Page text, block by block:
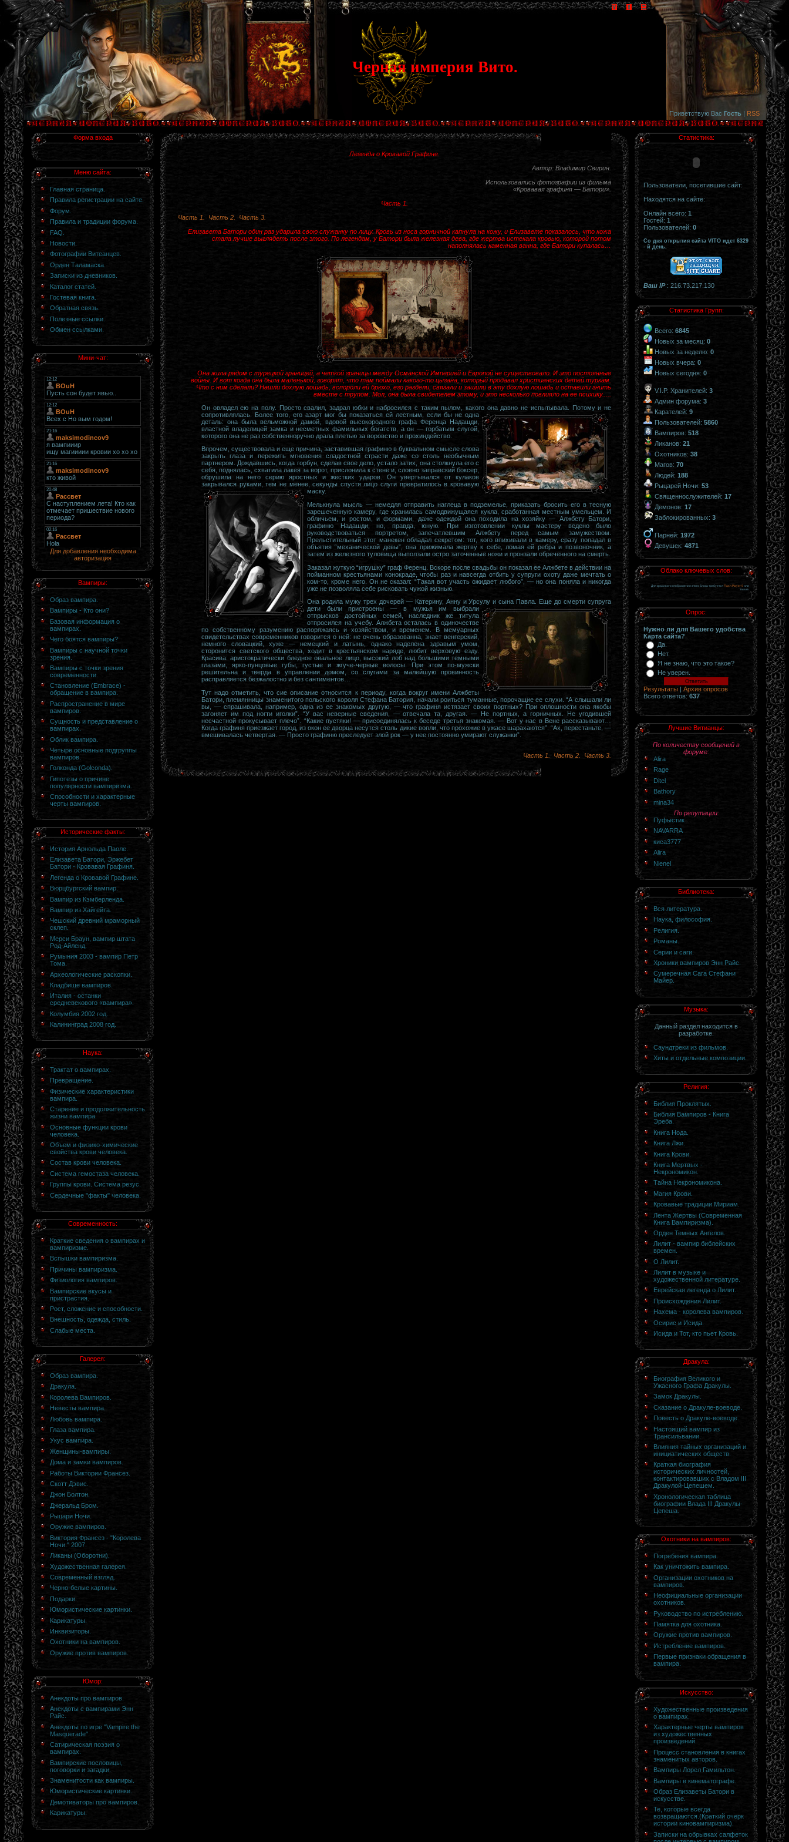
Черная империя Вито.
Приветствую Вас Гость | RSS
Форма входа
Меню сайта:
Главная страница.
Правила регистрации на сайте.
Форум.
Правила и традиции форума.
FAQ.
Новости.
Фотографии Витеанцев.
Орден Таламаска.
Записки из дневников.
Каталог статей.
Гостевая книга.
Обратная связь.
Полезные ссылки.
Обмен ссылками.
Мини-чат:
Для добавления необходима
авторизация
Вампиры:
Образ вампира.
Вампиры - Кто они?
Базовая информация о
вампирах.
Чего боятся вампиры?
Вампиры с научной точки
зрения.
Вампиры с точки зрения
современности.
Становление (Embrace) -
обращение в вампира.
Распространение в мире
вампиров.
Сущность и представление о
вампирах.
Облик вампира.
Четыре основные подгруппы
вампиров.
Голконда (Golconda).
Гипотезы о причине
популярности вампиризма.
Способности и характерные
черты вампиров.
Исторические факты:
История Арнольда Паоле.
Елизавета Батори, Эржебет
Батори - Кровавая Графиня.
Легенда о Кровавой Графине.
Вюрцбургский вампир.
Вампир из Кэмберленда.
Вампир из Хайгейта.
Чешский древний мраморный
склеп.
Мерси Браун, вампир штата
Род-Айленд.
Румыния 2003 - вампир Петр
Тома.
Археологические раскопки.
Кладбище вампиров.
Италия - останки
средневекового «вампира».
Колумбия 2002 год.
Калининград 2008 год.
Наука:
Трактат о вампирах.
Превращение.
Физические характеристики
вампира.
Старение и продолжительность
жизни вампира.
Основные функции крови
человека.
Объем и физико-химические
свойства крови человека.
Состав крови человека.
Система гемостаза человека.
Группы крови. Система резус.
Сердечные "факты" человека.
Современность:
Краткие сведения о вампирах и
вампиризме.
Вспышки вампиризма.
Причины вампиризма.
Физиология вампиров.
Вампирские вкусы и
пристрастия.
Рост, сложение и способности.
Внешность, одежда, стиль.
Слабые места.
Галерея:
Образ вампира.
Дракула.
Королева Вампиров.
Невесты вампира.
Любовь вампира.
Глаза вампира.
Укус вампира.
Женщины-вампиры.
Дома и замки вампиров.
Работы Виктории Франсез.
Скотт Дэвис.
Джон Болтон.
Джеральд Бром.
Рыцари Ночи.
Оружие вампиров.
Виктория Франсез - "Королева
Ночи." 2007.
Ликаны (Оборотни).
Художественная галерея.
Современный взгляд.
Черно-белые картины.
Подарки.
Юмористические картинки.
Карикатуры.
Инквизиторы.
Охотники на вампиров.
Оружие против вампиров.
Юмор:
Анекдоты про вампиров.
Анекдоты с вампирами Энн
Райс.
Анекдоты по игре "Vampire the
Masquerade".
Сатирическая поэзия о
вампирах.
Вампирские пословицы,
поговорки и загадки.
Знаменитости как вампиры.
Юмористические картинки.
Демотиваторы про вампиров.
Карикатуры.
Легенда о Кровавой Графине.
Автор: Владимир Свирин.
Использовались фотографии из фильма
«Кровавая графиня — Батори».
Часть 1.
Часть 1.
Часть 2.
Часть 3.
Елизавета Батори один раз ударила свою служанку по лицу. Кровь из носа горничной капнула на кожу, и Елизавете показалось, что кожа
стала лучше выглядеть после этого. По легендам, у Батори была железная дева, где жертва истекала кровью, которой потом
наполнялась каменная ванна, где Батори купалась…
Она жила рядом с турецкой границей, а четкой границы между Османской Империей и Европой не существовало. И это постоянные
войны. И вот когда она была маленькой, говорят, что там поймали какого-то цыгана, который продавал христианских детей туркам.
Что с ним сделали? Нашли дохлую лошадь, вспороли ей брюхо, его раздели, связали и зашили в эту дохлую лошадь и оставили гнить
вместе с трупом. Мол, она была свидетелем этому, и это несколько повлияло на ее психику.....
Он овладел ею на полу. Просто свалил, задрал юбки и набросился с таким пылом, какого она давно не испытывала.
Потому и не
сопротивлялась. Более того, его азарт мог бы показаться ей лестным, если бы не одна
деталь: она была вельможной дамой, вдовой высокородного графа Ференца Надашди,
властной владелицей замка и несметных фамильных богатств, а он — горбатым слугой,
которого она не раз собственноручно драла плетью за воровство и прохиндейство.
Впрочем, существовала и еще причина, заставившая графиню в буквальном смысле слова
закрыть глаза и пережить мгновения сладостной страсти даже со столь необычным
партнером. Дождавшись, когда горбун, сделав свое дело, устало затих, она столкнула его с
себя, поднялась, схватила лакея за ворот, прислонила к стене и, словно заправский боксер,
обрушила на него серию яростных и жестких ударов. Он увертывался от кулаков
закрывался руками, тем не менее, секунды спустя лицо слуги превратилось в кровавую
маску.
Мелькнула мысль — немедля отправить наглеца в подземелье, приказать бросить его в тесную
зарешеченную камеру, где хранилась самодвижущаяся кукла, сработанная местным умельцем. И
обличьем, и ростом, и формами, даже одеждой она походила на хозяйку — Алжбету Батори,
графиню Надашди, но, правда, юную. При изготовлении куклы мастеру ведено было
руководствоваться портретом, запечатлевшим Алжбету перед самым замужеством.
Прельстительный этот манекен обладал секретом: тот, кого впихивали в камеру, сразу попадал в
объятия “механической девы”, она прижимала жертву к себе, ломая ей ребра и позвоночник, а
затем из железного туловища выползали остро заточенные ножи и пронзали обреченного на смерть.
Заказал жуткую “игрушку” граф Ференц. Вскоре после свадьбы он показал ее Алжбете в действии на
пойманном крестьянами конокраде, чтобы раз и навсегда отбить у супруги охоту даже мечтать о
ком-то, кроме него. Он не сказал: “Такая вот участь ожидает любого”, — но она поняла и никогда
уже не позволяла себе рисковать чужой жизнью.
Она родила мужу трех дочерей — Катерину, Анну и Урсулу и сына Павла.
Еще до смерти супруга
дети были пристроены — в мужья им выбрали
отпрысков достойных семей, наследник же титула
отпросился на учебу. Алжбета осталась в одиночестве
по собственному разумению распоряжаясь и хозяйством, и временем. В мемуарных
свидетельствах современников говорится о ней: не очень образованна, знает венгерский,
немного словацкий, хуже — немецкий и латынь, однако наделена здравым умом,
сторонится светского общества, ходит в крестьянском наряде, любит верховую езду.
Красива: аристократически бледное овальное лицо, высокий лоб над большими темными
глазами, ярко-пунцовые губы, густые и жгуче-черные волосы. При этом по-мужски
решительна и тверда в управлении домом, со слугами за малейшую провинность
расправляется безжалостно и без сантиментов…
Тут надо отметить, что сие описание относится к периоду, когда вокруг имени Алжбеты
Батори, племянницы знаменитого польского короля Стефана Батория, начали роиться туманные, порочащие ее слухи. “А слышали ли
вы, — спрашивала, например, одна из ее знакомых другую, — что графиня истязает своих портных? При оплошности она якобы
загоняет им под ногти иголки”. “У вас неверные сведения, — отвечала та, другая. — Не портных, а горничных. Не угодившей
несчастной прокусывает плечо”. “Какие пустяки! — присоединялась к беседе третья знакомая. — Вот у нас в Вене рассказывают…
Когда графиня приезжает город, из окон ее дворца несутся столь дикие вопли, что прохожие в ужасе шарахаются”. “Ах, перестаньте, —
вмешивалась четвертая. — Просто графиню преследует злой рок — у нее постоянно умирают служанки”.
Часть 1. Часть 2. Часть 3.
Статистика:
Пользователи, посетившие сайт:
Находятся на сайте:
Онлайн всего: 1
Гостей: 1
Пользователей: 0
Со дня открытия сайта VITO идет 6329
- й день.
Ваш IP: 216.73.217.130
Статистика Групп:
Всего: 6845
Новых за месяц: 0
Новых за неделю: 0
Новых вчера: 0
Новых сегодня: 0
V.I.P. Хранителей: 3
Админ форума: 3
Карателей: 9
Пользователей: 5860
Вампиров: 518
Ликанов: 21
Охотников: 38
Магов: 70
Людей: 188
Рыцарей Ночи: 53
Священнослужителей: 17
Демонов: 17
Заблокированных: 3
Парней: 1972
Девушек: 4871
Облако ключевых слов:
Для красивого отображения этого блока требуетсяFlash Player 9или
выше.
Опрос:
Нужно ли для Вашего удобства
Карта сайта?
Да.
Нет.
Я не знаю, что это такое?
Не уверен.
Результаты | Архив опросов
Всего ответов: 637
Лучшие Витианцы:
По количеству сообщений в
форуме:
Alira
Rage
Ditel
Bathory
mina34
По репутации:
Пуфыстик
NAVARRA
киса3777
Alira
Nienel
Библиотека:
Вся литература.
Наука, философия.
Религия.
Романы.
Серии и саги.
Хроники вампиров Энн Райс.
Сумеречная Сага Стефани
Майер.
Музыка:
Данный раздел находится в
разработке.
Саундтреки из фильмов.
Хиты и отдельные композиции.
Религия:
Библия Проклятых.
Библия Вампиров - Книга
Эрeба.
Книга Нода.
Книга Лжи.
Книга Крови.
Книга Мертвых -
Некрономикон.
Тайна Некрономикона.
Магия Крови.
Кровавые традиции Мириам.
Лента Жертвы (Современная
Книга Вампиризма).
Орден Темных Ангелов.
Лилит - вампир библейских
времен.
О Лилит.
Лилит в музыке и
художественной литературе.
Еврейская легенда о Лилит.
Происхождения Лилит.
Нахема - королева вампиров.
Осирис и Исида.
Исида и Тот, кто пьет Кровь.
Дракула:
Биография Великого и
Ужасного Графа Дракулы.
Замок Дракулы.
Сказание о Дракуле-воеводе.
Повесть о Дракуле-воеводе.
Настоящий вампир из
Трансильвании.
Влияния тайных организаций и
инициатических обществ.
Краткая биография
исторических личностей,
контактировавших с Владом III
Дракулой-Цепешем.
Хронологическая таблица
биографии Влада III Дракулы-
Цепеша.
Охотники на вампиров:
Погребения вампира.
Как уничтожить вампира.
Организации охотников на
вампиров.
Неофициальные организации
охотников.
Руководство по истреблению.
Памятка для охотника.
Оружие против вампиров.
Истребление вампиров.
Первые признаки обращения в
вампира.
Искусство:
Художественные произведения
о вампирах.
Характерные черты вампиров
из художественных
произведений.
Процесс становления в книгах
знаменитых авторов.
Вампиры Лорел Гамильтон.
Вампиры в кинематографе.
Образ Елизаветы Батори в
искусстве.
Те, которые всегда
возвращаются.(Краткий очерк
истории киновампиризма).
Записки на обрывках салфеток